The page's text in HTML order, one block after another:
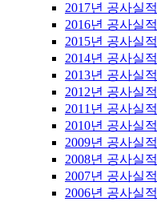
2017년 공사실적
2016년 공사실적
2015년 공사실적
2014년 공사실적
2013년 공사실적
2012년 공사실적
2011년 공사실적
2010년 공사실적
2009년 공사실적
2008년 공사실적
2007년 공사실적
2006년 공사실적